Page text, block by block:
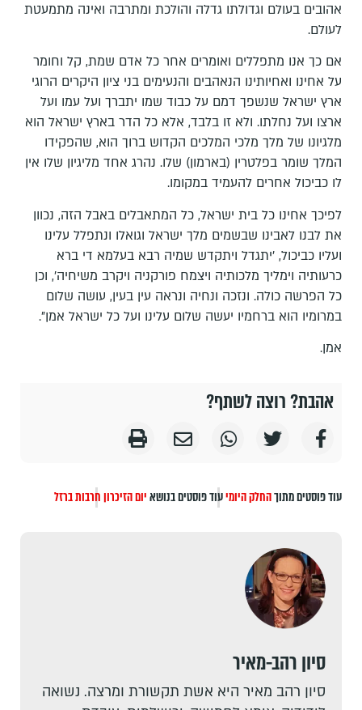
אהובים בעולם וגדולתו גדלה והולכת ומתרבה ואינה מתמעטת
לעולם.
אם כך אנו מתפללים ואומרים אחר כל אדם שמת, קל וחומר
על אחינו ואחיותינו הנאהבים והנעימים בני ציון היקרים הרוגי
ארץ ישראל שנשפך דמם על כבוד שמו יתברך ועל עמו ועל
ארצו ועל נחלתו. ולא זו בלבד, אלא כל הדר בארץ ישראל הוא
מלגיונו של מלך מלכי המלכים הקדוש ברוך הוא, שהפקידו
המלך שומר בפלטרין (בארמון) שלו. נהרג אחד מליגיון שלו אין
לו כביכול אחרים להעמיד במקומו.
לפיכך אחינו כל בית ישראל, כל המתאבלים באבל הזה, נכוון
את לבנו לאבינו שבשמים מלך ישראל וגואלו ונתפלל עלינו
ועליו כביכול, 'יתגדל ויתקדש שמיה רבא בעלמא די ברא
כרעותיה וימליך מלכותיה ויצמח פורקניה ויקרב משיחיה', וכן
כל הפרשה כולה. ונזכה ונחיה ונראה עין בעין, עושה שלום
במרומיו הוא ברחמיו יעשה שלום עלינו ועל כל ישראל אמן".
אמן.
אהבת? רוצה לשתף?
עוד פוסטים מתוךהחלק היומיעוד פוסטים בנושאיום הזיכרוןחרבות ברזל
סיון רהב-מאיר
סיון רהב מאיר היא אשת תקשורת ומרצה. נשואה